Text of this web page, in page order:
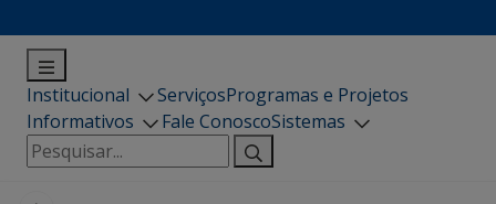
Institucional ServiçosProgramas e Projetos
Informativos
Fale ConoscoSistemas
Pesquisar
por: